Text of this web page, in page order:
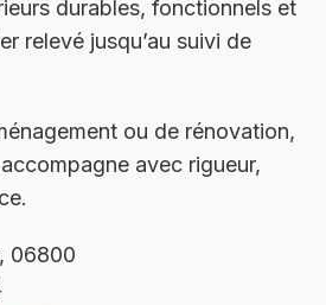
durables, fonctionnels et
relevé jusqu’au suivi de
ou de rénovation,
avec rigueur,
06800